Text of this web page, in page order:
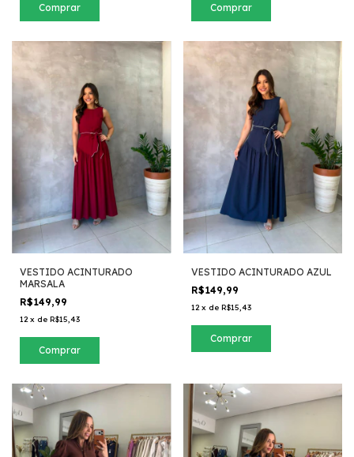
Comprar Comprar
VESTIDO ACINTURADO
MARSALA
R$149,99
12 x de R$15,43
Comprar
VESTIDO ACINTURADO AZUL
R$149,99
12 x de R$15,43
Comprar